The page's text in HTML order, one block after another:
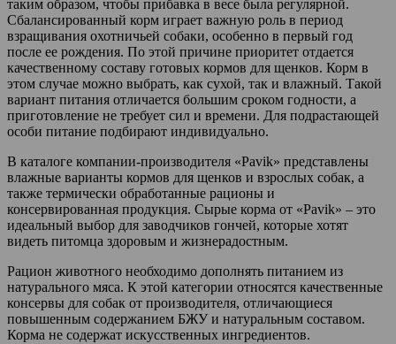
таким образом, чтобы прибавка в весе была регулярной.
Сбалансированный корм играет важную роль в период
взращивания охотничьей собаки, особенно в первый год
после ее рождения. По этой причине приоритет отдается
качественному составу готовых кормов для щенков. Корм в
этом случае можно выбрать, как сухой, так и влажный. Такой
вариант питания отличается большим сроком годности, а
приготовление не требует сил и времени. Для подрастающей
особи питание подбирают индивидуально.
В каталоге компании-производителя «Pavik» представлены
влажные варианты кормов для щенков и взрослых собак, а
также термически обработанные рационы и
консервированная продукция. Сырые корма от «Pavik» – это
идеальный выбор для заводчиков гончей, которые хотят
видеть питомца здоровым и жизнерадостным.
Рацион животного необходимо дополнять питанием из
натурального мяса. К этой категории относятся качественные
консервы для собак от производителя, отличающиеся
повышенным содержанием БЖУ и натуральным составом.
Корма не содержат искусственных ингредиентов.